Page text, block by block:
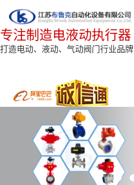
专注制造电液动执行器
打造电动、液动、气动阀门行业品牌